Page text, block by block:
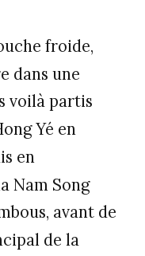
froide,
dans une
voilà partis
Yé en
en
Nam Song
avant de
de la